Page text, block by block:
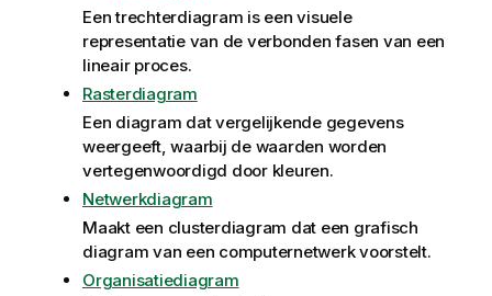
Een trechterdiagram is een visuele
representatie van de verbonden fasen van een
lineair proces.
Rasterdiagram
Een diagram dat vergelijkende gegevens
weergeeft, waarbij de waarden worden
vertegenwoordigd door kleuren.
Netwerkdiagram
Maakt een clusterdiagram dat een grafisch
diagram van een computernetwerk voorstelt.
Organisatiediagram